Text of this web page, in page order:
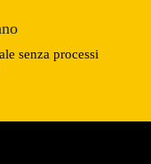
senza processi